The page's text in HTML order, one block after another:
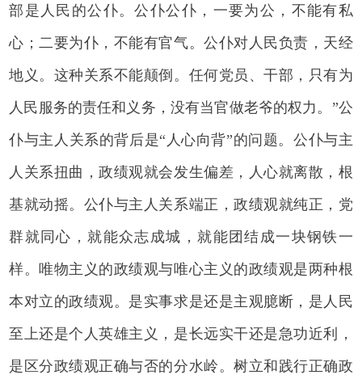
部是人民的公仆。公仆公仆，一要为公，不能有私
心；二要为仆，不能有官气。公仆对人民负责，天经
地义。这种关系不能颠倒。任何党员、干部，只有为
人民服务的责任和义务，没有当官做老爷的权力。”公
仆与主人关系的背后是“人心向背”的问题。公仆与主
人关系扭曲，政绩观就会发生偏差，人心就离散，根
基就动摇。公仆与主人关系端正，政绩观就纯正，党
群就同心，就能众志成城，就能团结成一块钢铁一
样。唯物主义的政绩观与唯心主义的政绩观是两种根
本对立的政绩观。是实事求是还是主观臆断，是人民
至上还是个人英雄主义，是长远实干还是急功近利，
是区分政绩观正确与否的分水岭。树立和践行正确政